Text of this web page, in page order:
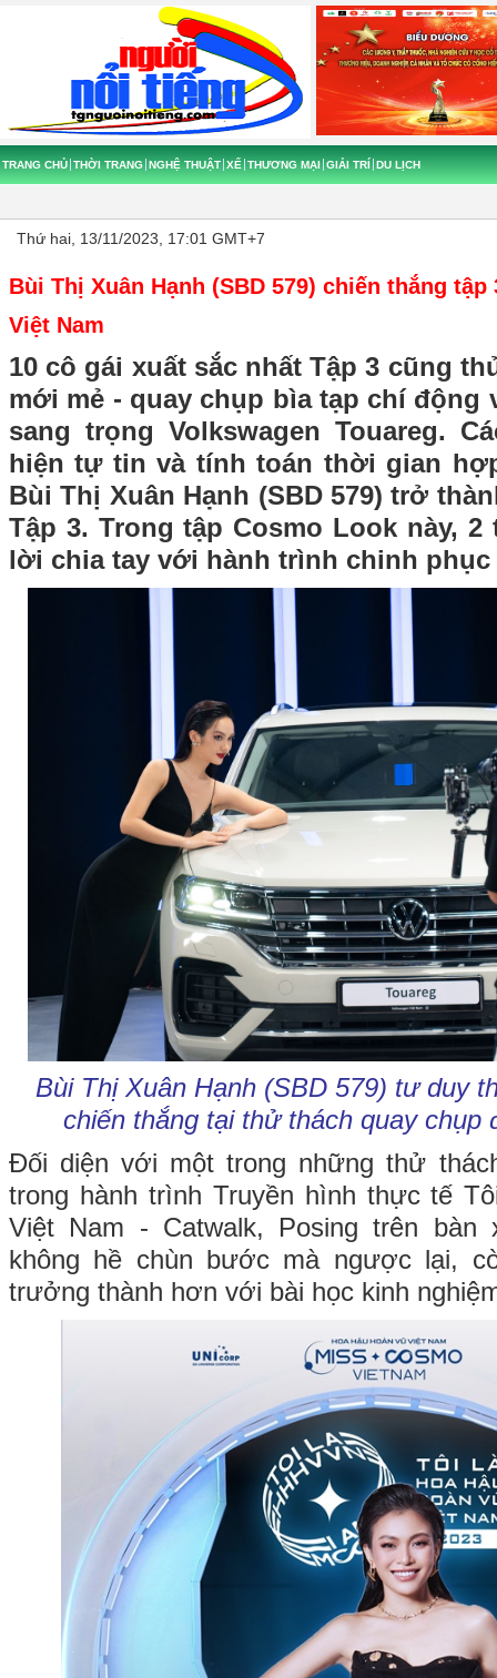
TRANG CHỦ THỜI TRANG NGHỆ THUẬT XẾ THƯƠNG MẠI GIẢI TRÍ DU LỊCH
Thứ hai, 13/11/2023, 17:01 GMT+7
Bùi Thị Xuân Hạnh (SBD 579) chiến thắng
Việt Nam
10 cô gái xuất sắc nhất Tập 3 cũng
mới mẻ - quay chụp bìa tạp chí động
sang trọng Volkswagen Touareg.
hiện tự tin và tính toán thời gian
Bùi Thị Xuân Hạnh (SBD 579) trở
Tập 3. Trong tập Cosmo Look này,
lời chia tay với hành trình chinh
Bùi Thị Xuân Hạnh (SBD 579) tư duy
chiến thắng tại thử thách quay chụp
Đối diện với một trong những thử
trong hành trình Truyền hình thực tế
Việt Nam - Catwalk, Posing trên bàn
không hề chùn bước mà ngược lại,
trưởng thành hơn với bài học kinh